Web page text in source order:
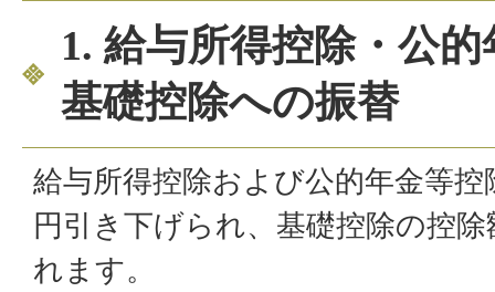
1. 給与所得控除・公
基礎控除への振替
給与所得控除および公的年金等
円引き下げられ、基礎控除の控
れます。